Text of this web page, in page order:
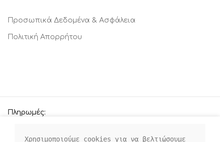
Προσωπικά Δεδομένα & Ασφάλεια
Πολιτική Απορρήτου
Πληρωμές:
Χρησιμοποιούμε cookies για να βελτιώσουμε